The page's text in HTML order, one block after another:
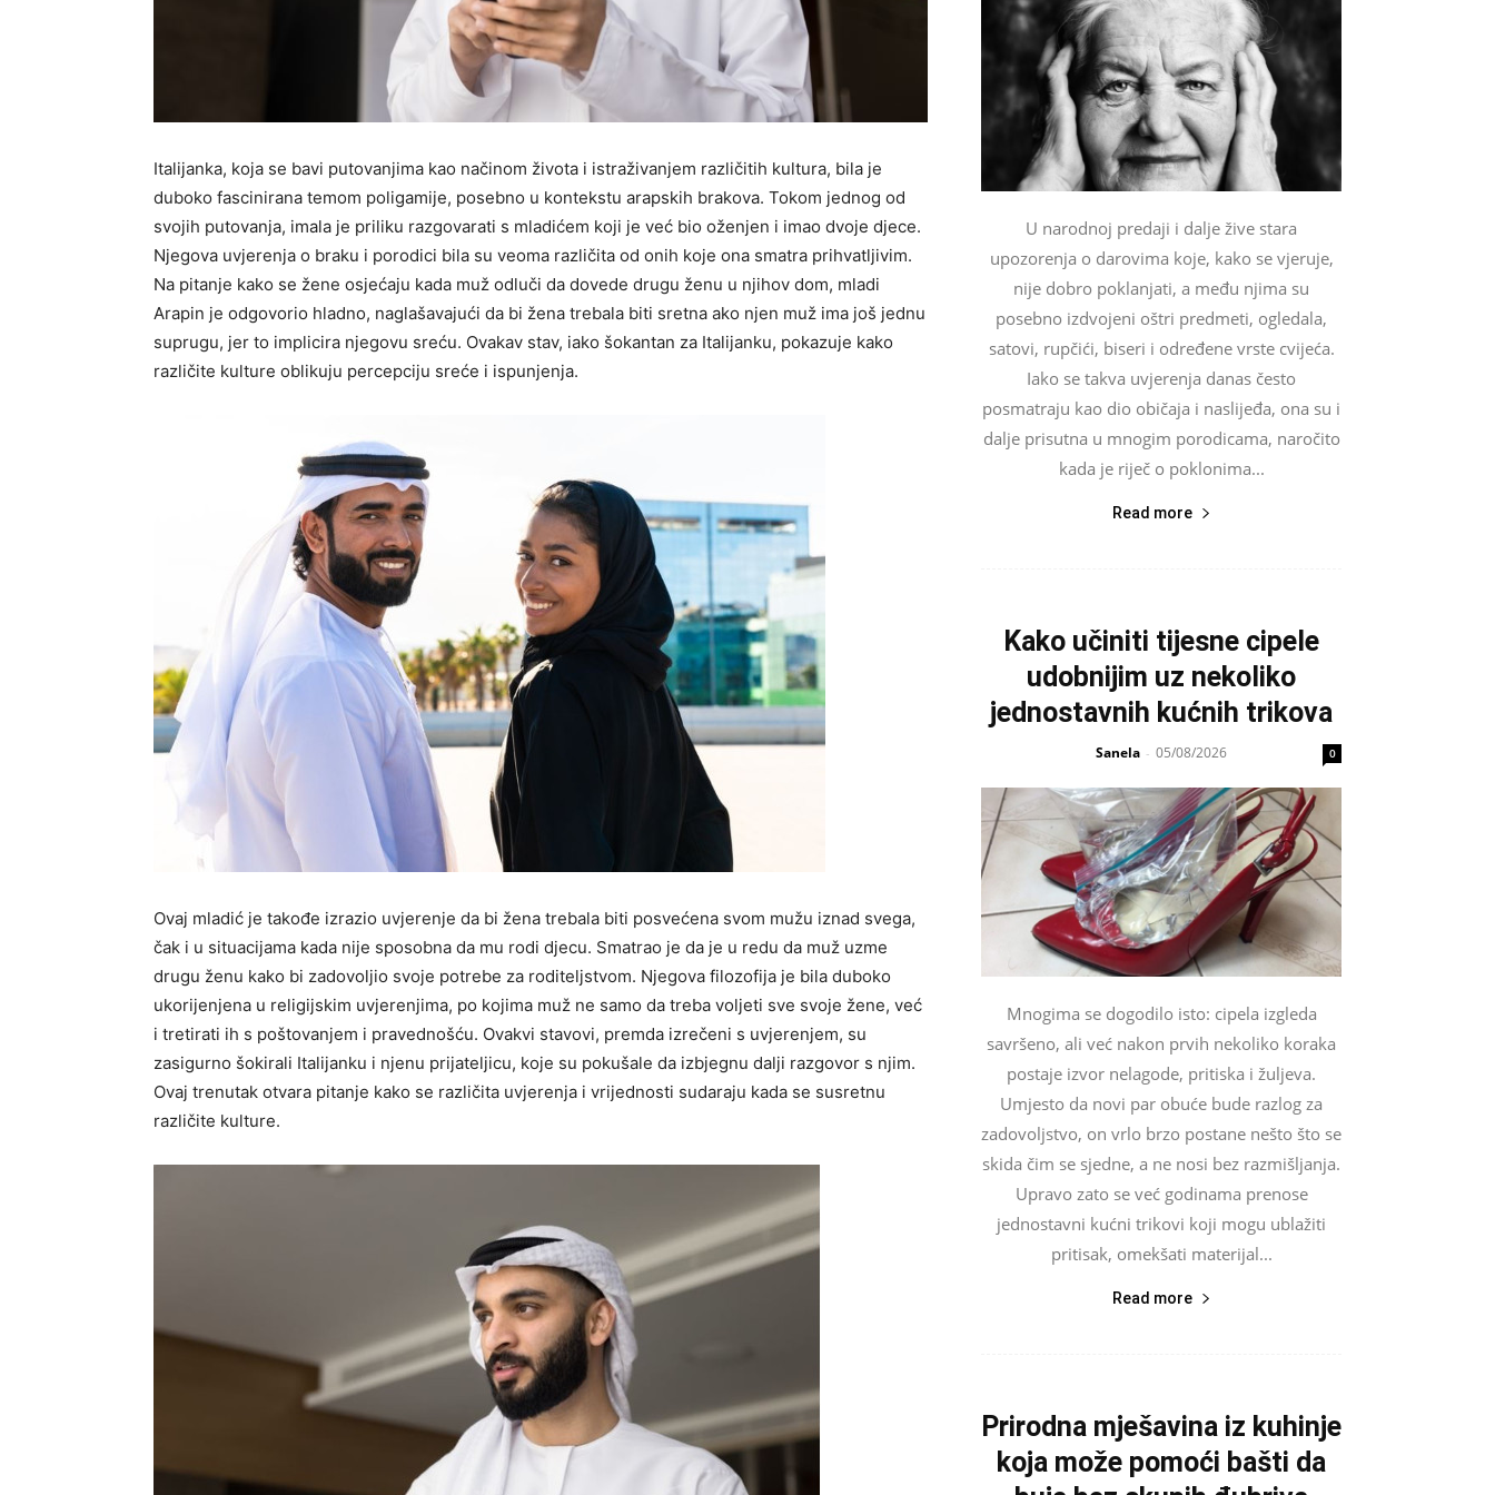
Italijanka, koja se bavi putovanjima kao načinom života i istraživanjem različitih kultura, bila je
duboko fascinirana temom poligamije, posebno u kontekstu arapskih brakova. Tokom jednog od
svojih putovanja, imala je priliku razgovarati s mladićem koji je već bio oženjen i imao dvoje djece.
Njegova uvjerenja o braku i porodici bila su veoma različita od onih koje ona smatra prihvatljivim.
Na pitanje kako se žene osjećaju kada muž odluči da dovede drugu ženu u njihov dom, mladi
Arapin je odgovorio hladno, naglašavajući da bi žena trebala biti sretna ako njen muž ima još jednu
suprugu, jer to implicira njegovu sreću. Ovakav stav, iako šokantan za Italijanku, pokazuje kako
različite kulture oblikuju percepciju sreće i ispunjenja.
Ovaj mladić je takođe izrazio uvjerenje da bi žena trebala biti posvećena svom mužu iznad svega,
čak i u situacijama kada nije sposobna da mu rodi djecu. Smatrao je da je u redu da muž uzme
drugu ženu kako bi zadovoljio svoje potrebe za roditeljstvom. Njegova filozofija je bila duboko
ukorijenjena u religijskim uvjerenjima, po kojima muž ne samo da treba voljeti sve svoje žene, već
i tretirati ih s poštovanjem i pravednošću. Ovakvi stavovi, premda izrečeni s uvjerenjem, su
zasigurno šokirali Italijanku i njenu prijateljicu, koje su pokušale da izbjegnu dalji razgovor s njim.
Ovaj trenutak otvara pitanje kako se različita uvjerenja i vrijednosti sudaraju kada se susretnu
različite kulture.
U narodnoj predaji i dalje žive stara
upozorenja o darovima koje, kako se vjeruje,
nije dobro poklanjati, a među njima su
posebno izdvojeni oštri predmeti, ogledala,
satovi, rupčići, biseri i određene vrste cvijeća.
Iako se takva uvjerenja danas često
posmatraju kao dio običaja i naslijeđa, ona su i
dalje prisutna u mnogim porodicama, naročito
kada je riječ o poklonima...
Read more
Kako učiniti tijesne cipele
udobnijim uz nekoliko
jednostavnih kućnih trikova
Sanela - 05/08/2026 0
Mnogima se dogodilo isto: cipela izgleda
savršeno, ali već nakon prvih nekoliko koraka
postaje izvor nelagode, pritiska i žuljeva.
Umjesto da novi par obuće bude razlog za
zadovoljstvo, on vrlo brzo postane nešto što se
skida čim se sjedne, a ne nosi bez razmišljanja.
Upravo zato se već godinama prenose
jednostavni kućni trikovi koji mogu ublažiti
pritisak, omekšati materijal...
Read more
Prirodna mješavina iz kuhinje
koja može pomoći bašti da